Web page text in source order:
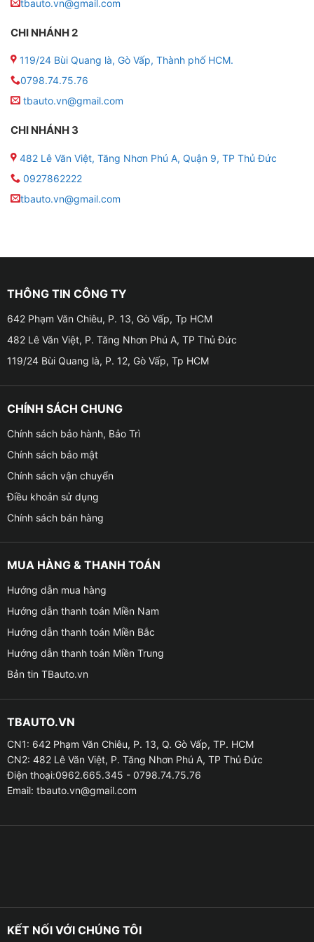
miền – ra lệnh rảnh tay an toàn khi lái xe
● Tích hợp cảm biến và camera: Hỗ trợ kết nối
camera lùi, camera hành trình, camera 360 (tuỳ chọn).
gọi điện, chỉ đường bằng tiếng Việt
Combo Cam – Giải pháp an toàn tối ưu cho Ford
▶ Khi di chuyển bằng xe thương mại cỡ lớn như
Transit, việc quan sát toàn cảnh và ghi hình hành trình
là vô cùng quan trọng. Combo Cam đi kèm với Oled
A5 bao gồm camera hành trình và camera lùi, hỗ trợ lái
xe an toàn tuyệt đối.
Thông số camera hành trình (trước):
– Góc quay: 170° rộng, bao quát toàn cảnh phía trước
– Chế độ ghi hình: Ghi vòng lặp, lưu trữ khi va chạm
(G-Sensor)
Thông số camera lùi:
– Độ phân giải: HD
– Hỗ trợ vạch đánh lái: Chính xác, hỗ trợ đỗ xe an toàn
tbauto.vn@gmail.com
CHI NHÁNH 2
119/24 Bùi Quang là, Gò Vấp, Thành phố HCM.
0798.74.75.76
tbauto.vn@gmail.com
CHI NHÁNH 3
482 Lê Văn Việt, Tăng Nhơn Phú A, Quận 9, TP Thủ Đức
0927862222
tbauto.vn@gmail.com
THÔNG TIN CÔNG TY
642 Phạm Văn Chiêu, P. 13, Gò Vấp, Tp HCM
482 Lê Văn Việt, P. Tăng Nhơn Phú A, TP Thủ Đức
119/24 Bùi Quang là, P. 12, Gò Vấp, Tp HCM
CHÍNH SÁCH CHUNG
Chính sách bảo hành, Bảo Trì
Chính sách bảo mật
Chính sách vận chuyển
Điều khoản sử dụng
Chính sách bán hàng
MUA HÀNG & THANH TOÁN
Hướng dẫn mua hàng
Hướng dẫn thanh toán Miền Nam
Hướng dẫn thanh toán Miền Bắc
Hướng dẫn thanh toán Miền Trung
Bản tin TBauto.vn
TBAUTO.VN
CN1: 642 Phạm Văn Chiêu, P. 13, Q. Gò Vấp, TP. HCM
CN2: 482 Lê Văn Việt, P. Tăng Nhơn Phú A, TP Thủ Đức
Điện thoại:0962.665.345 - 0798.74.75.76
Email: tbauto.vn@gmail.com
KẾT NỐI VỚI CHÚNG TÔI